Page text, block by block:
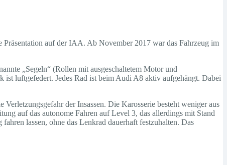
auf der IAA. Ab November 2017 war das Fahrzeug im
„Segeln“ (Rollen mit ausgeschaltetem Motor und
ist luftgefedert. Jedes Rad ist beim Audi A8 aktiv aufgehängt. Dabei
der Insassen. Die Karosserie besteht weniger aus
auf das autonome Fahren auf Level 3, das allerdings mit Stand
lassen, ohne das Lenkrad dauerhaft festzuhalten. Das